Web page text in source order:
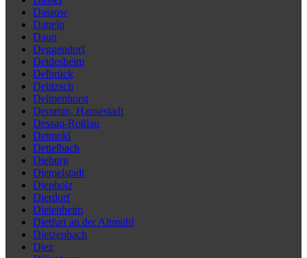
Dassow
Datteln
Daun
Deggendorf
Deidesheim
Delbrück
Delitzsch
Delmenhorst
Demmin, Hansestadt
Dessau-Roßlau
Detmold
Dettelbach
Dieburg
Diemelstadt
Diepholz
Dierdorf
Dietenheim
Dietfurt an der Altmühl
Dietzenbach
Diez